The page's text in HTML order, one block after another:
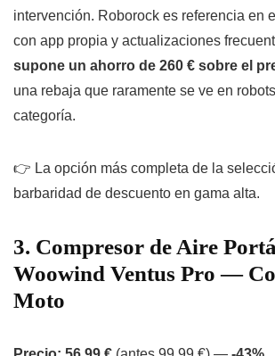
intervención. Roborock es referencia en
con app propia y actualizaciones
supone un ahorro de 260 € sobre el
una rebaja que raramente se ve en
categoría.
👉 La opción más completa de la
barbaridad de descuento en gama alta.
3. Compresor de Aire
Woowind Ventus Pro —
Moto